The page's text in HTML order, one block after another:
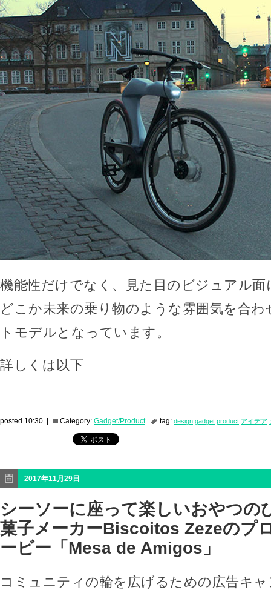
機能性だけでなく、見た目のビジュアル
どこか未来の乗り物のような雰囲気を合
トモデルとなっています。
詳しくは以下
posted 10:30 | Category: Gadget/Product tag: design gadget product アイデア
2017年11月29日
シーソーに座って楽しいおやつの
菓子メーカーBiscoitos Zezeのプ
ービー「Mesa de Amigos」
コミュニティの輪を広げるための広告キ